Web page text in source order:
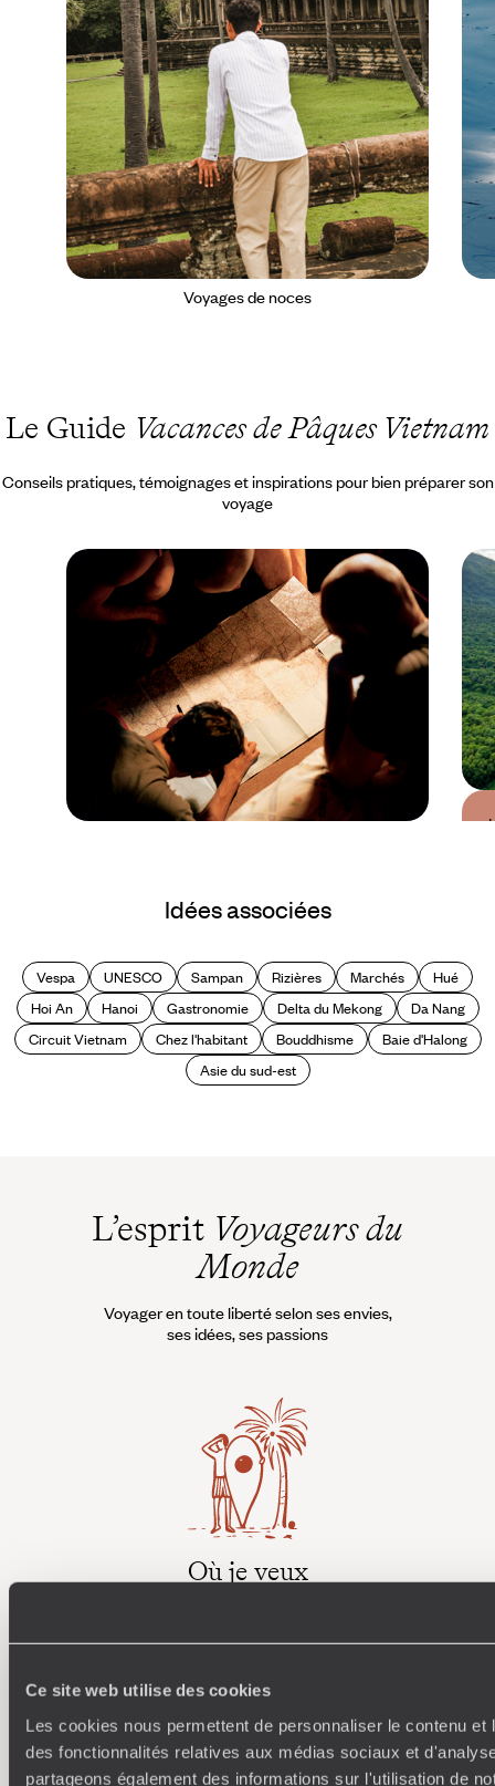
Ce site web utilise des cookies
Les cookies nous permettent de personnaliser le contenu et
des fonctionnalités relatives aux médias sociaux et
partageons également des informations sur l'utilisation de
Voyages de noces
Le Guide Vacances de Pâques Vietnam
Conseils pratiques, témoignages et inspirations pour bien préparer son
voyage
Quand partir au
Vietnam ?
Idées associées
Vespa UNESCO Sampan Rizières Marchés
Hué
Hoi An
Hanoi Gastronomie Delta du Mekong
Da Nang
Circuit Vietnam
Chez l'habitant Bouddhisme
Baie d'Halong
Asie du sud-est
L’esprit Voyageurs du
Monde
Voyager en toute liberté selon ses envies,
ses idées, ses passions
Où je veux
étapes, hébergements, ateliers, rencontres…